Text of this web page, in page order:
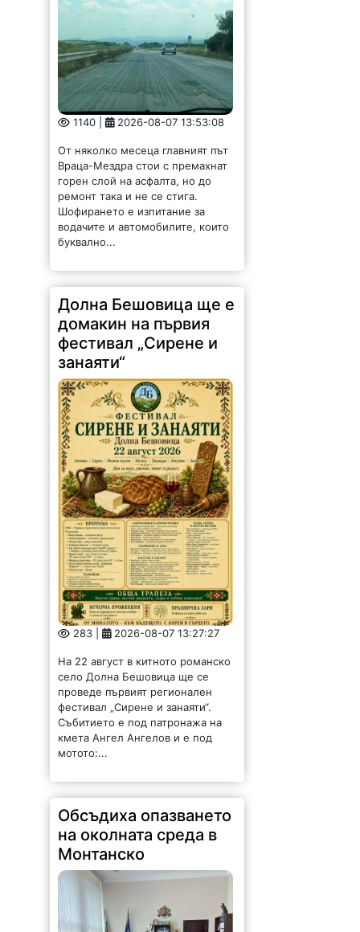
1140 | 2026-08-07 13:53:08
От няколко месеца главният път
Враца-Мездра стои с премахнат
горен слой на асфалта, но до
ремонт така и не се стига.
Шофирането е изпитание за
водачите и автомобилите, които
буквално...
Долна Бешовица ще е
домакин на първия
фестивал „Сирене и
занаяти“
283 | 2026-08-07 13:27:27
На 22 август в китното романско
село Долна Бешовица ще се
проведе първият регионален
фестивал „Сирене и занаяти“.
Събитието е под патронажа на
кмета Ангел Ангелов и е под
мотото:...
Обсъдиха опазването
на околната среда в
Монтанско